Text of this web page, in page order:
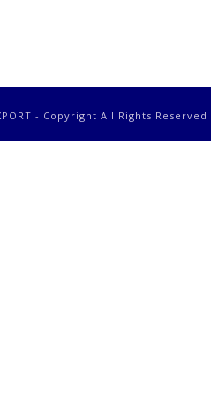
- Copyright All Rights Reserved